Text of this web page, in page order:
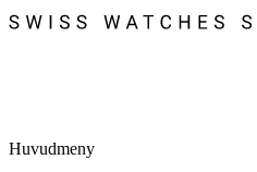
Huvudmeny